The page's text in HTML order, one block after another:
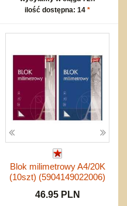
ilość dostępna: 14 *
Blok milimetrowy A4/20K
(10szt) (5904149022006)
46.95 PLN